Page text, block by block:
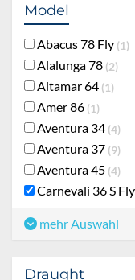
Model
Abacus 78 Fly 1
Alalunga 78 2
Altamar 64 1
Amer 86 1
Aventura 34 4
Aventura 37 9
Aventura 45 4
Carnevali 36 S Fly
mehr Auswahl
Draught